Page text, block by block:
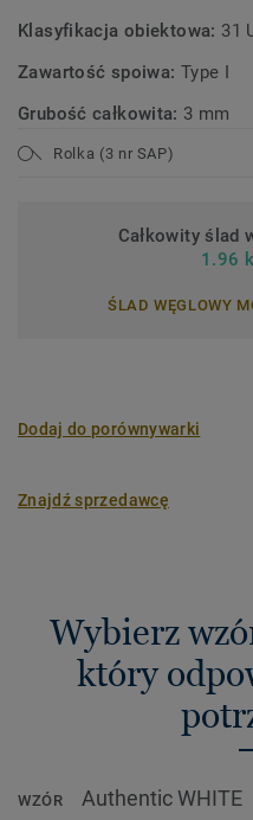
Klasyfikacja obiektowa: 31
Zawartość spoiwa: Type I
Grubość całkowita: 3 mm
Rolka (3 nr SAP)
Całkowity ślad
1.96
ŚLAD WĘGLOWY
Dodaj do porównywarki
Znajdź sprzedawcę
Wybierz
który
WZÓR Authentic WHITE